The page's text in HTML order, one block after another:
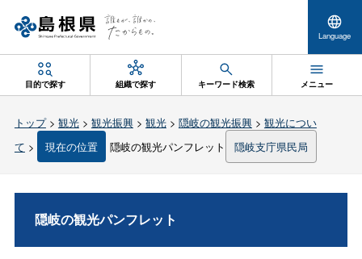
Language
目的で探す 組織で探す キーワード検索 メニュー
トップ> 観光> 観光振興> 観光> 隠岐の観光振興> 観光につい
て > 現在の位置 隠岐の観光パンフレット 隠岐支庁県民局
隠岐の観光パンフレット